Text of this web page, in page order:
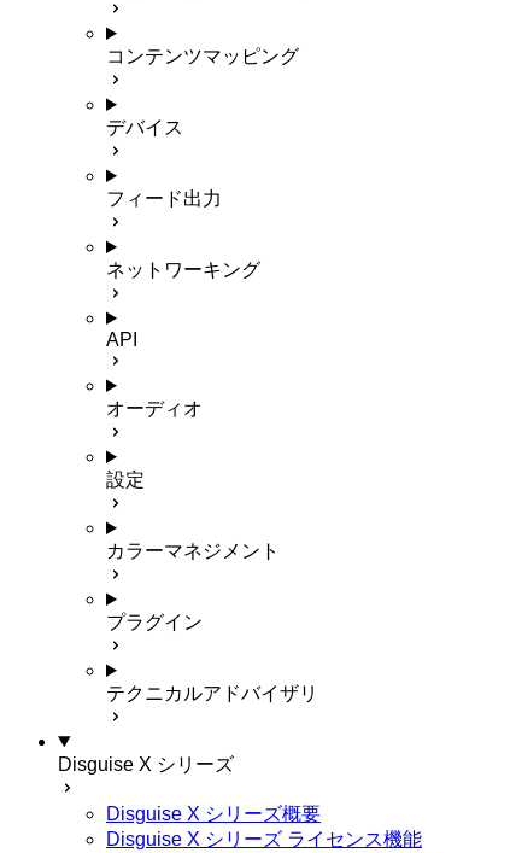
コンテンツマッピング
デバイス
フィード出力
ネットワーキング
API
オーディオ
設定
カラーマネジメント
プラグイン
テクニカルアドバイザリ
Disguise X シリーズ
Disguise X シリーズ概要
Disguise X シリーズ ライセンス機能